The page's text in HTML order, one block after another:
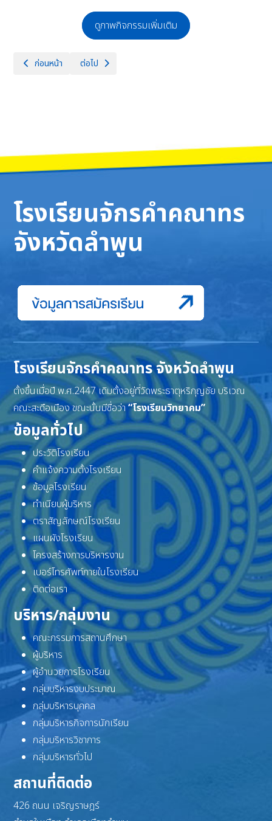
ดูภาพกิจกรรมเพิ่มเติม
เนื้อหาก่อนหน้า: โรงเรียนจักรคำคณาทร จังหวัดลำพูน ขอแสดงความยินดีกับ
ก่อนหน้า เนื้อหาถัดไป: กิจกรรมการอบรมพัฒนาศักยภาพแกนนำอาส
ต่อไป
โรงเรียนจักรคำคณาทร
จังหวัดลำพูน
โรงเรียนจักรคำคณาทร จังหวัดลำพูน
ตั้งขึ้นเมื่อปี พ.ศ.2447 เดิมตั้งอยู่ที่วัดพระธาตุหริภุญชัย บริเวณ
คณะสะดือเมือง ขณะนั้นมีชื่อว่า“โรงเรียนวิทยาคม”
ข้อมูลทั่วไป
ประวัติโรงเรียน
คำแจ้งความตั้งโรงเรียน
ข้อมูลโรงเรียน
ทำเนียบผู้บริหาร
ตราสัญลักษณ์โรงเรียน
แผนผังโรงเรียน
โครงสร้างการบริหารงาน
เบอร์โทรศัพท์ภายในโรงเรียน
ติดต่อเรา
บริหาร/กลุ่มงาน
คณะกรรมการสถานศึกษา
ผู้บริหาร
ผู้อำนวยการโรงเรียน
กลุ่มบริหารงบประมาณ
กลุ่มบริหารบุคคล
กลุ่มบริหารกิจการนักเรียน
กลุ่มบริหารวิชาการ
กลุ่มบริหารทั่วไป
สถานที่ติดต่อ
426 ถนน เจริญราษฎร์